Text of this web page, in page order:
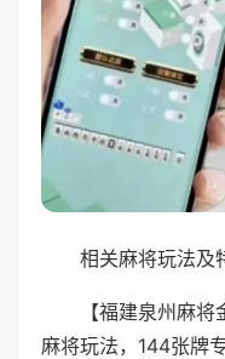
相关麻将玩法及
【福建泉州麻
麻将玩法，144张牌